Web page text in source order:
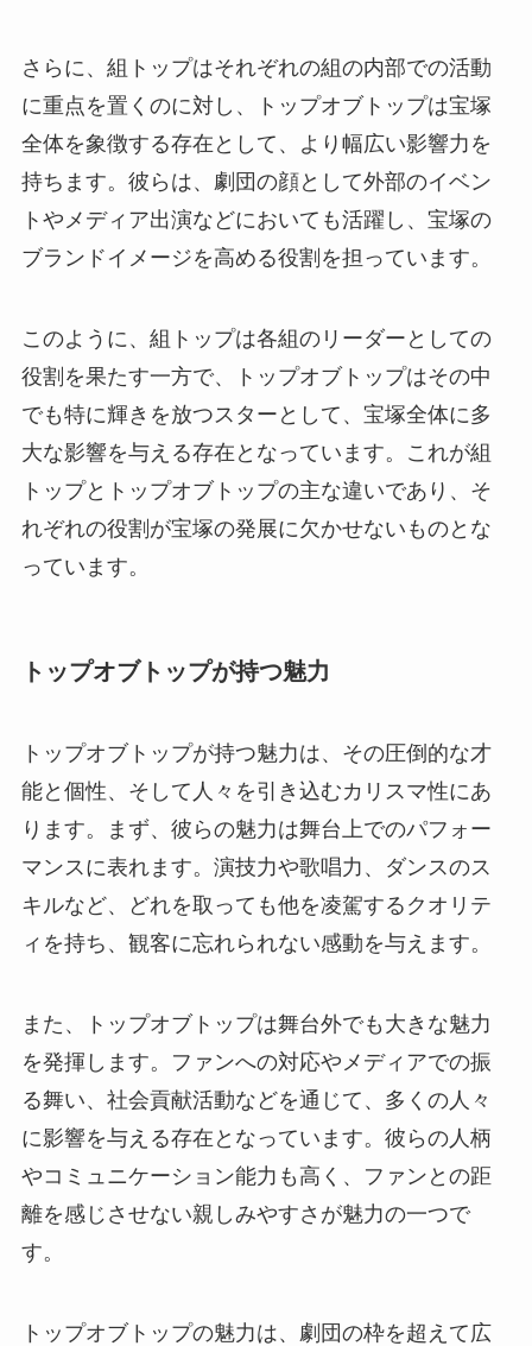
さらに、組トップはそれぞれの組の内部での活動
に重点を置くのに対し、トップオブトップは宝塚
全体を象徴する存在として、より幅広い影響力を
持ちます。彼らは、劇団の顔として外部のイベン
トやメディア出演などにおいても活躍し、宝塚の
ブランドイメージを高める役割を担っています。
このように、組トップは各組のリーダーとしての
役割を果たす一方で、トップオブトップはその中
でも特に輝きを放つスターとして、宝塚全体に多
大な影響を与える存在となっています。これが組
トップとトップオブトップの主な違いであり、そ
れぞれの役割が宝塚の発展に欠かせないものとな
っています。
トップオブトップが持つ魅力
トップオブトップが持つ魅力は、その圧倒的な才
能と個性、そして人々を引き込むカリスマ性にあ
ります。まず、彼らの魅力は舞台上でのパフォー
マンスに表れます。演技力や歌唱力、ダンスのス
キルなど、どれを取っても他を凌駕するクオリテ
ィを持ち、観客に忘れられない感動を与えます。
また、トップオブトップは舞台外でも大きな魅力
を発揮します。ファンへの対応やメディアでの振
る舞い、社会貢献活動などを通じて、多くの人々
に影響を与える存在となっています。彼らの人柄
やコミュニケーション能力も高く、ファンとの距
離を感じさせない親しみやすさが魅力の一つで
す。
トップオブトップの魅力は、劇団の枠を超えて広